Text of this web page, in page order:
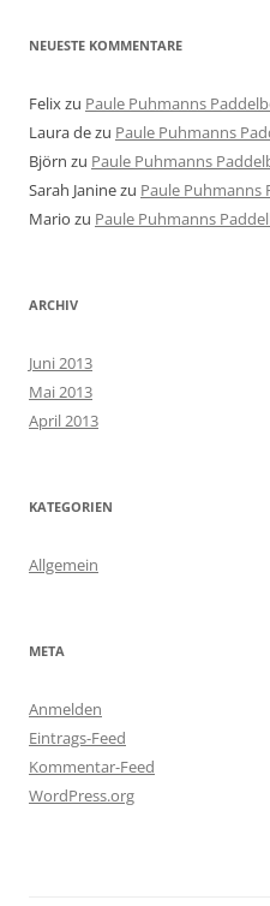
NEUESTE KOMMENTARE
Felixzu Paule Puhmanns
Laura dezu Paule Puhmanns
Björn zu Paule Puhmanns
Sarah Janinezu Paule Puhmanns
Mario zu Paule Puhmanns
ARCHIV
Juni 2013
Mai 2013
April 2013
KATEGORIEN
Allgemein
META
Anmelden
Eintrags-Feed
Kommentar-Feed
WordPress.org